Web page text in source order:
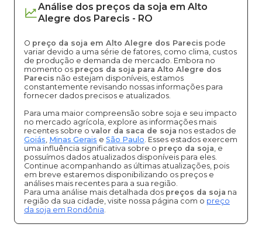
Análise dos preços da soja em Alto
Alegre dos Parecis - RO
O preço da soja em Alto Alegre dos Parecis pode
variar devido a uma série de fatores, como clima, custos
de produção e demanda de mercado. Embora no
momento os preços da soja para Alto Alegre dos
Parecis não estejam disponíveis, estamos
constantemente revisando nossas informações para
fornecer dados precisos e atualizados.
Para uma maior compreensão sobre soja e seu impacto
no mercado agrícola, explore as informações mais
recentes sobre o valor da saca de soja nos estados de
Goiás, Minas Gerais e São Paulo. Esses estados exercem
uma influência significativa sobre o preço da soja, e
possuímos dados atualizados disponíveis para eles.
Continue acompanhando as últimas atualizações, pois
em breve estaremos disponibilizando os preços e
análises mais recentes para a sua região.
Para uma análise mais detalhada dos preços da soja na
região da sua cidade, visite nossa página com o preço
da soja em Rondônia.